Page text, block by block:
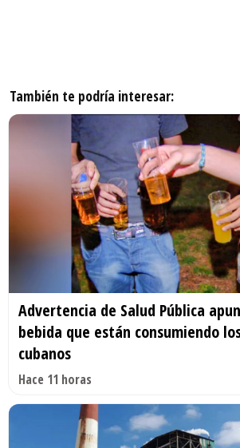
También te podría interesar:
Advertencia de Salud Pública
bebida que están consumiendo
cubanos
Hace 11 horas